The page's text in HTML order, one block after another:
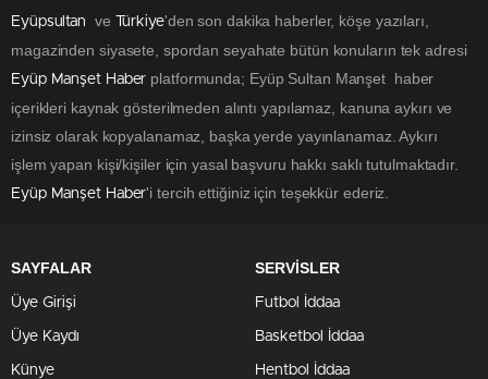
Eyüpsultan ve Türkiye'den son dakika haberler, köşe yazıları,
magazinden siyasete, spordan seyahate bütün konuların tek adresi
Eyüp Manşet Haber platformunda; Eyüp Sultan Manşet haber
içerikleri kaynak gösterilmeden alıntı yapılamaz, kanuna aykırı ve
izinsiz olarak kopyalanamaz, başka yerde yayınlanamaz. Aykırı
işlem yapan kişi/kişiler için yasal başvuru hakkı saklı tutulmaktadır.
Eyüp Manşet Haber'i tercih ettiğiniz için teşekkür ederiz.
SAYFALAR
Üye Girişi
Üye Kaydı
Künye
SERVİSLER
Futbol İddaa
Basketbol İddaa
Hentbol İddaa